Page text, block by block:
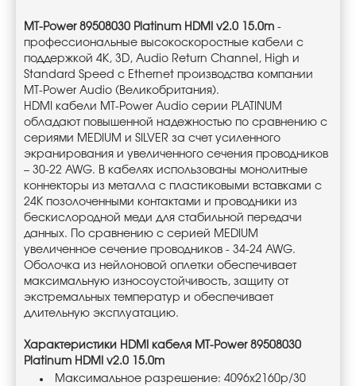
MT-Power 89508030 Platinum HDMI v2.0 15.0m -
профессиональные высокоскоростные кабели с
поддержкой 4К, 3D, Audio Return Channel, High и
Standard Speed с Ethernet производства компании
MT-Power Audio (Великобритания).
HDMI кабели MT-Power Audio серии PLATINUM
обладают повышенной надежностью по сравнению с
сериями MEDIUM и SILVER за счет усиленного
экранирования и увеличенного сечения проводников
– 30-22 AWG. В кабелях использованы монолитные
коннекторы из металла с пластиковыми вставками с
24К позолоченными контактами и проводники из
бескислородной меди для стабильной передачи
данных. По сравнению с серией MEDIUM
увеличенное сечение проводников - 34-24 AWG.
Оболочка из нейлоновой оплетки обеспечивает
максимальную износоустойчивость, защиту от
экстремальных температур и обеспечивает
длительную эксплуатацию.
Характеристики HDMI кабеля MT-Power 89508030
Platinum HDMI v2.0 15.0m
Максимальное разрешение: 4096x2160p/30